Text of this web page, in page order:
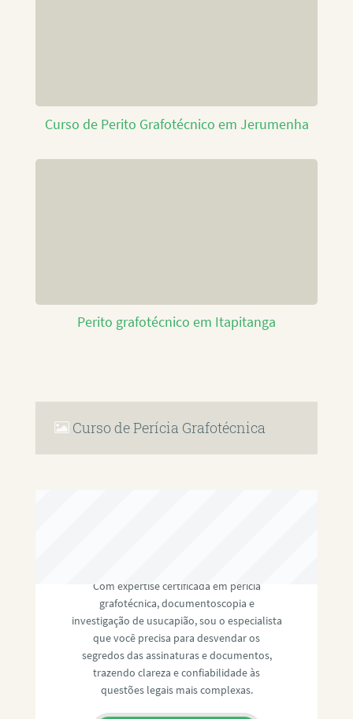
Curso de Perito Grafotécnico em Jerumenha
Perito grafotécnico em Itapitanga
Curso de Perícia Grafotécnica
Com expertise certificada em perícia
grafotécnica, documentoscopia e
investigação de usucapião, sou o especialista
que você precisa para desvendar os
segredos das assinaturas e documentos,
trazendo clareza e confiabilidade às
questões legais mais complexas.